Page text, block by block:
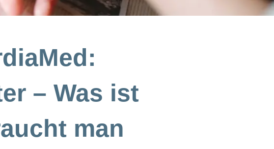
– Was ist
man